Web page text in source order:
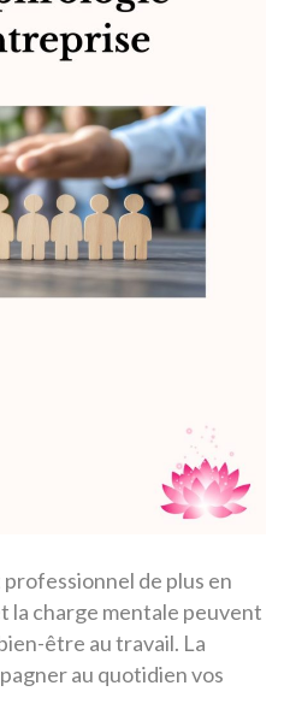
de plus en
la charge mentale peuvent
être au travail. La
au quotidien vos